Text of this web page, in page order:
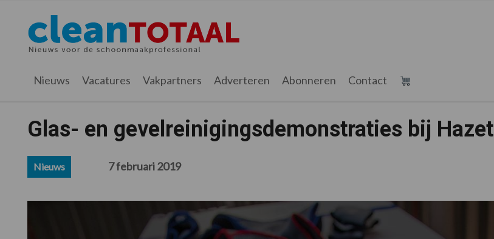
hoofdnavigatie
hoofd
inhoud
eerste
sidebar
voettekst
Cleantotaal.nl
Het
laatste
voor
professionele
Nieuws Vacatures Vakpartners Adverteren Abonneren Contact
Glas- en gevelreinigingsdemonstraties bij Hazet
Nieuws 7 februari 2019